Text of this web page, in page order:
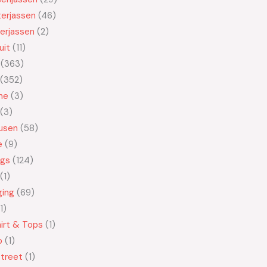
46
2
11
363
352
3
3
58
9
124
1
69
1
& Tops 1
1
1